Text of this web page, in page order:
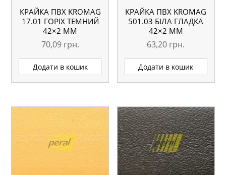
КРАЙКА ПВХ KROMAG
17.01 ГОРІХ ТЕМНИЙ
42×2 ММ
70,09 грн.
Додати в кошик
КРАЙКА ПВХ KROMAG
501.03 БІЛА ГЛАДКА
42×2 ММ
63,20 грн.
Додати в кошик